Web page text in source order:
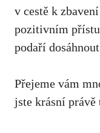
v cestě k‍
pozitivním
podaří
Přejeme ⁢vám
jste krásní